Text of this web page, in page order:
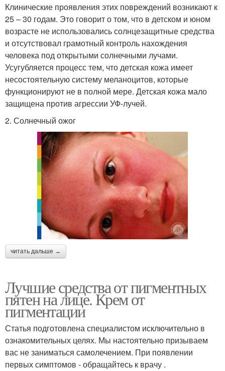
Клинические проявления этих повреждений возникают к
25 – 30 годам. Это говорит о том, что в детском и юном
возрасте не использовались солнцезащитные средства
и отсутствовал грамотный контроль нахождения
человека под открытыми солнечными лучами.
Усугубляется процесс тем, что детская кожа имеет
несостоятельную систему меланоцитов, которые
функционируют не в полной мере. Детская кожа мало
защищена против агрессии УФ-лучей.
2. Солнечный ожог
читать дальше →
Лучшие средства от пигментных
пятен на лице. Крем от
пигментации
Статья подготовлена специалистом исключительно в
ознакомительных целях. Мы настоятельно призываем
вас не заниматься самолечением. При появлении
первых симптомов - обращайтесь к врачу .